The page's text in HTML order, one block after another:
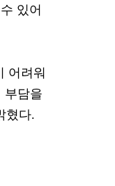
있어
어려워
부담을
혔다.